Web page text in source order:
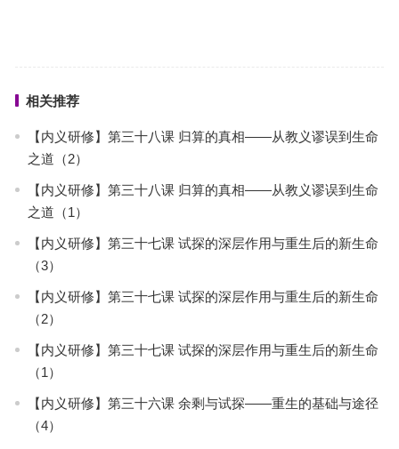
相关推荐
【内义研修】第三十八课 归算的真相——从教义谬误到生命
之道（2）
【内义研修】第三十八课 归算的真相——从教义谬误到生命
之道（1）
【内义研修】第三十七课 试探的深层作用与重生后的新生命
（3）
【内义研修】第三十七课 试探的深层作用与重生后的新生命
（2）
【内义研修】第三十七课 试探的深层作用与重生后的新生命
（1）
【内义研修】第三十六课 余剩与试探——重生的基础与途径
（4）